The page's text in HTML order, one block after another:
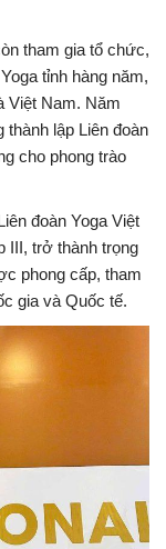
tham gia tổ chức,
tỉnh hàng năm,
Việt Nam. Năm
thành lập Liên đoàn
cho phong trào
đoàn Yoga Việt
III, trở thành trọng
phong cấp, tham
gia và Quốc tế.